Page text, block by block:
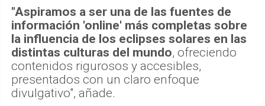
"Aspiramos a ser una de las fuentes de
información 'online' más completas sobre
la influencia de los eclipses solares en las
distintas culturas del mundo, ofreciendo
contenidos rigurosos y accesibles,
presentados con un claro enfoque
divulgativo", añade.